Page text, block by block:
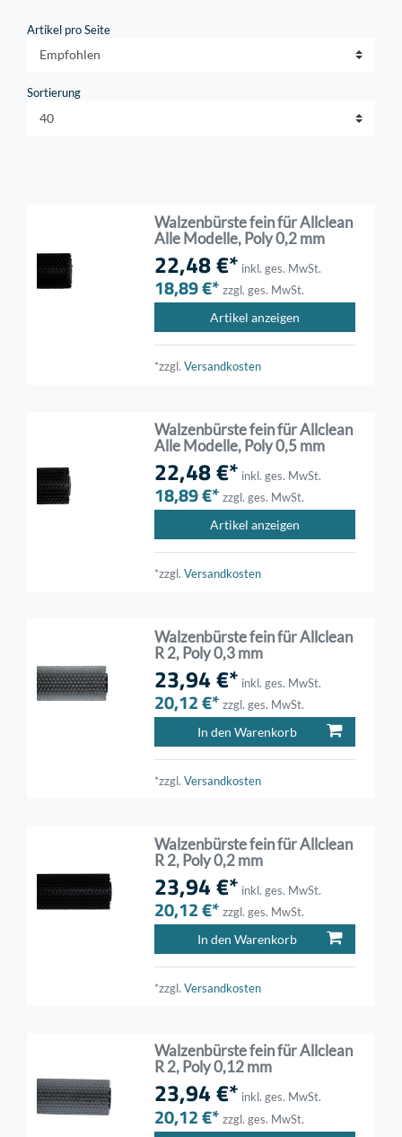
Artikel pro Seite
Sortierung
Walzenbürste fein für Allclean
Alle Modelle, Poly 0,2 mm
22,48 €* inkl. ges. MwSt.
18,89 €* zzgl. ges. MwSt.
Artikel anzeigen
*zzgl.Versandkosten
Walzenbürste fein für Allclean
Alle Modelle, Poly 0,5 mm
22,48 €* inkl. ges. MwSt.
18,89 €* zzgl. ges. MwSt.
Artikel anzeigen
*zzgl.Versandkosten
Walzenbürste fein für Allclean
R 2, Poly 0,3 mm
23,94 €* inkl. ges. MwSt.
20,12 €* zzgl. ges. MwSt.
In den Warenkorb
*zzgl.Versandkosten
Walzenbürste fein für Allclean
R 2, Poly 0,2 mm
23,94 €* inkl. ges. MwSt.
20,12 €* zzgl. ges. MwSt.
In den Warenkorb
*zzgl.Versandkosten
Walzenbürste fein für Allclean
R 2, Poly 0,12 mm
23,94 €* inkl. ges. MwSt.
20,12 €* zzgl. ges. MwSt.